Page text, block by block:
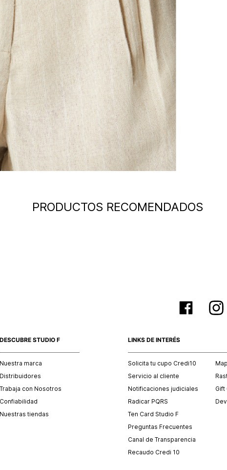
PRODUCTOS RECOMENDADOS
DESCUBRE STUDIO F
Nuestra marca
Distribuidores
Trabaja con Nosotros
Confiabilidad
Nuestras tiendas
LINKS DE INTERÉS
Solicita tu cupo Credi10
Servicio al cliente
Notificaciones judiciales
Radicar PQRS
Ten Card Studio F
Preguntas Frecuentes
Canal de Transparencia
Recaudo Credi 10
Gift